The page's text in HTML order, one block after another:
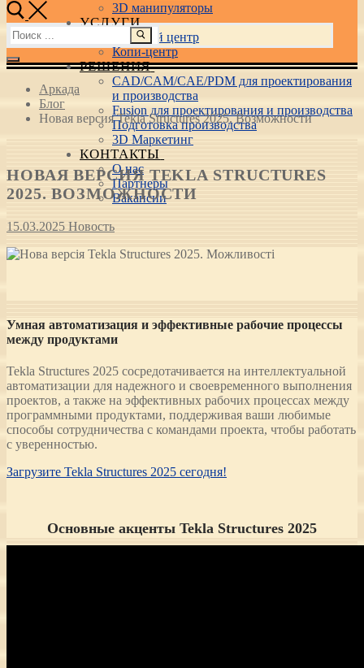
3D манипуляторы
УСЛУГИ
Учебный центр
Копи-центр
РЕШЕНИЯ
CAD/CAM/CAE/PDM для проектирования
и производства
Fusion для проектирования и производства
Подготовка производства
3D Маркетинг
КОНТАКТЫ
О нас
Партнеры
Вакансии
Найти:
Аркада
Блог
Новая версия Tekla Structures 2025. Возможности
НОВАЯ ВЕРСИЯ TEKLA STRUCTURES
2025. ВОЗМОЖНОСТИ
15.03.2025 Новость
Умная автоматизация и эффективные рабочие процессы
между продуктами
Tekla Structures 2025 сосредотачивается на интеллектуальной
автоматизации для надежного и своевременного выполнения
проектов, а также на эффективных рабочих процессах между
программными продуктами, поддерживая ваши любимые
способы сотрудничества с командами проекта, чтобы работать
с уверенностью.
Загрузите Tekla Structures 2025 сегодня!
Основные акценты Tekla Structures 2025